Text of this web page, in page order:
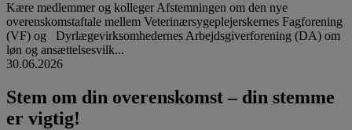
Kære medlemmer og kolleger Afstemningen om den nye
overenskomstaftale mellem Veterinærsygeplejerskernes Fagforening
(VF) og Dyrlægevirksomhedernes Arbejdsgiverforening (DA) om
løn og ansættelsesvilk...
30.06.2026
Stem om din overenskomst – din stemme
er vigtig!